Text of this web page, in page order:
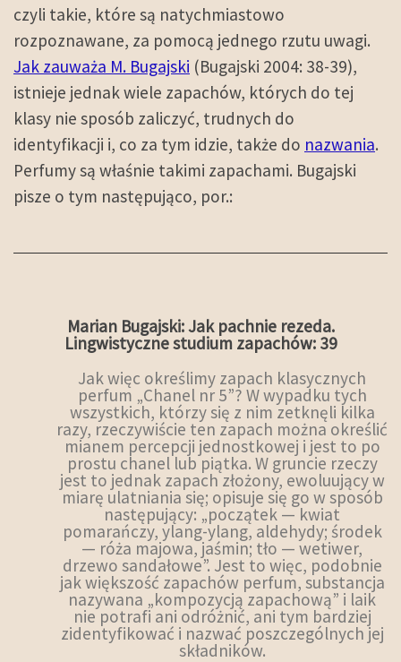
czyli takie, które są natychmiastowo
rozpoznawane, za pomocą jednego rzutu uwagi.
Jak zauważa M. Bugajski (Bugajski 2004: 38-39),
istnieje jednak wiele zapachów, których do tej
klasy nie sposób zaliczyć, trudnych do
identyfikacji i, co za tym idzie, także do nazwania.
Perfumy są właśnie takimi zapachami. Bugajski
pisze o tym następująco, por.:
Marian Bugajski: Jak pachnie rezeda.
Lingwistyczne studium zapachów: 39
Jak więc określimy zapach klasycznych
perfum „Chanel nr 5”? W wypadku tych
wszystkich, którzy się z nim zetknęli kilka
razy, rzeczywiście ten zapach można określić
mianem percepcji jednostkowej i jest to po
prostu chanel lub piątka. W gruncie rzeczy
jest to jednak zapach złożony, ewoluujący w
miarę ulatniania się; opisuje się go w sposób
następujący: „początek — kwiat
pomarańczy, ylang-ylang, aldehydy; środek
— róża majowa, jaśmin; tło — wetiwer,
drzewo sandałowe”. Jest to więc, podobnie
jak większość zapachów perfum, substancja
nazywana „kompozycją zapachową” i laik
nie potrafi ani odróżnić, ani tym bardziej
zidentyfikować i nazwać poszczególnych jej
składników.